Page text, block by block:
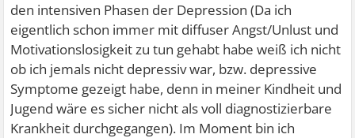
den intensiven Phasen der Depression (Da ich
eigentlich schon immer mit diffuser Angst/Unlust und
Motivationslosigkeit zu tun gehabt habe weiß ich nicht
ob ich jemals nicht depressiv war, bzw. depressive
Symptome gezeigt habe, denn in meiner Kindheit und
Jugend wäre es sicher nicht als voll diagnostizierbare
Krankheit durchgegangen). Im Moment bin ich